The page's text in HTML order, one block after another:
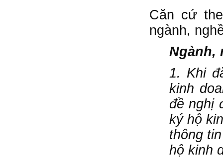
Căn cứ
ngành,
Ngành,
1. Khi
kinh
đề nghị
ký hộ
thông
hộ kinh